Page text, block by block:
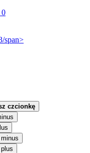
span>
czcionkę